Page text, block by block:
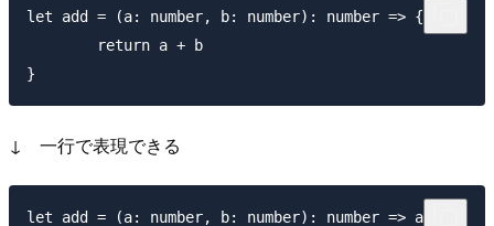
let add = (a: number, b: number): number => {
↓ 一行で表現できる